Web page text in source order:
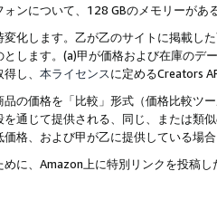
ンについて、128 GBのメモリーがあ
化します。乙が乙のサイトに掲載し
します。(a)甲が価格および在庫の
し、 本ライセンスに定めるCreators
の価格を「比較」形式（価格比較ツ
を通じて提供される、同じ、または類
格、および甲が乙に提供している場
に、Amazon上に特別リンクを投稿